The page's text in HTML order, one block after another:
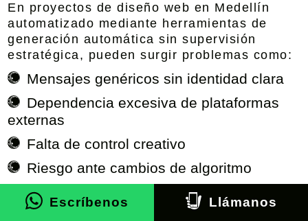
En proyectos de diseño web en Medellín
automatizado mediante herramientas de
generación automática sin supervisión
estratégica, pueden surgir problemas como:
Mensajes genéricos sin identidad clara
Dependencia excesiva de plataformas
externas
Falta de control creativo
Riesgo ante cambios de algoritmo
A nivel global, expertos recomiendan
combinar inteligencia artificial con análisis
Escríbenos Llámanos